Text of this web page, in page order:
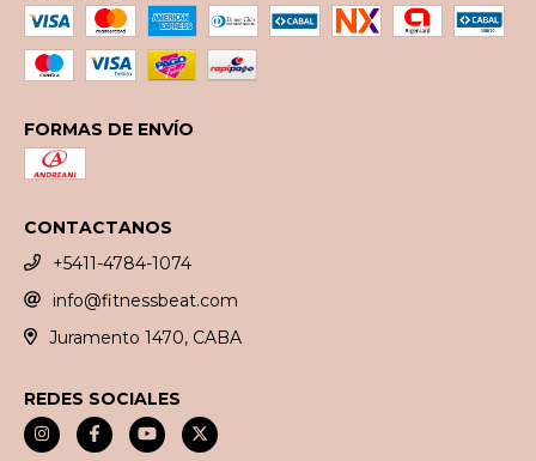
FORMAS DE ENVÍO
CONTACTANOS
+5411-4784-1074
info@fitnessbeat.com
Juramento 1470, CABA
REDES SOCIALES